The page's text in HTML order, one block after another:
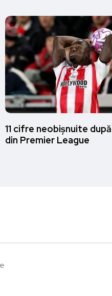
11 cifre neobișnuite
din Premier League